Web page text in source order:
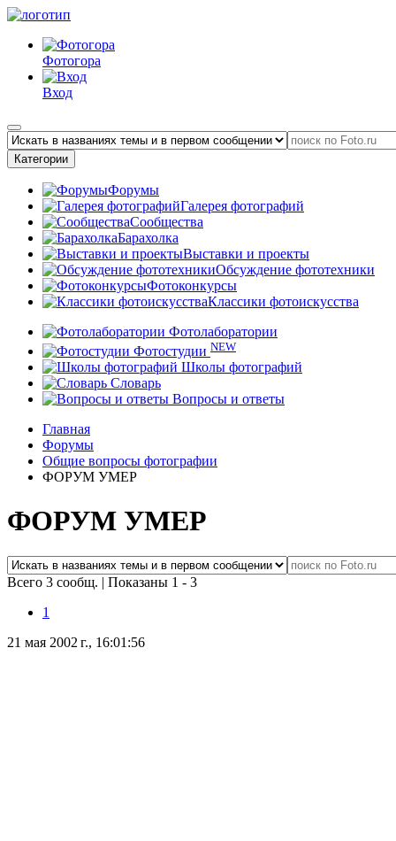
Фотогора
Вход
Категории
Форумы
Галерея фотографий
Сообщества
Барахолка
Выставки и проекты
Обсуждение фототехники
Фотоконкурсы
Классики фотоискусства
Фотолаборатории
Фотостудии NEW
Школы фотографий
Словарь
Вопросы и ответы
Главная
Форумы
Общие вопросы фотографии
ФОРУМ УМЕР
ФОРУМ УМЕР
Всего 3 сообщ. | Показаны 1 - 3
1
21 мая 2002 г., 16:01:56